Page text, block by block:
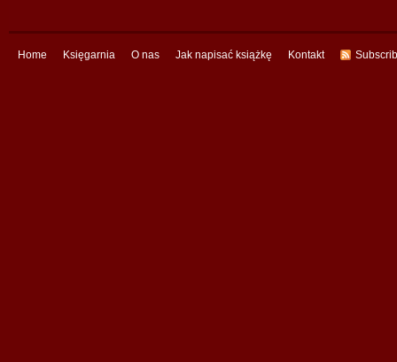
Home Księgarnia O nas Jak napisać książkę Kontakt